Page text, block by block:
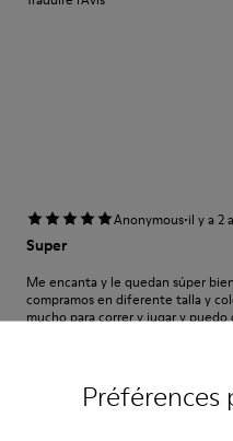
Préférences
Anonymous·il y a 2
Super
Me encanta y le quedan súper
compramos en diferente talla y
mucho para correr y jugar y